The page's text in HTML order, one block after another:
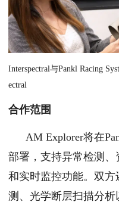
Interspectral与Pankl Racing
ectral
合作范围
AM Explorer将在
部署，支持异常检测
和实时监控功能。双
测、光学断层扫描分析